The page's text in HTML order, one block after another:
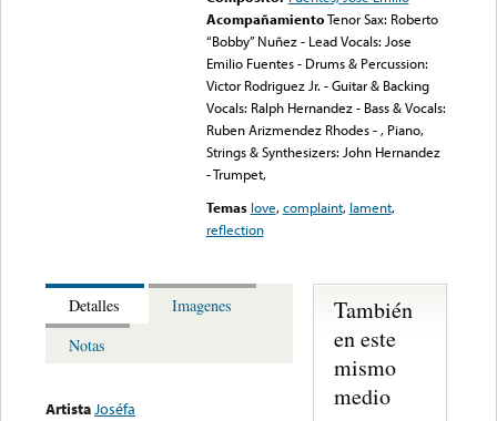
AcompañamientoTenor Sax: Roberto
“Bobby” Nuñez - Lead Vocals: Jose
Emilio Fuentes - Drums & Percussion:
Victor Rodriguez Jr. - Guitar & Backing
Vocals: Ralph Hernandez - Bass & Vocals:
Ruben Arizmendez Rhodes - , Piano,
Strings & Synthesizers: John Hernandez
- Trumpet,
Temas love,complaint, lament,
reflection
Detalles
Imagenes
Notas
ArtistaJoséfa
También
en este
mismo
medio